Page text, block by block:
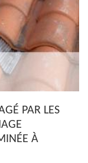
PAR LES
À